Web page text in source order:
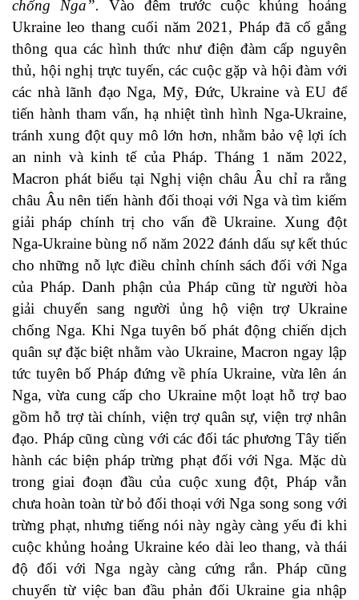
chống Nga”. Vào đêm trước cuộc khủng hoảng
Ukraine leo thang cuối năm 2021, Pháp đã cố gắng
thông qua các hình thức như điện đàm cấp nguyên
thủ, hội nghị trực tuyến, các cuộc gặp và hội đàm với
các nhà lãnh đạo Nga, Mỹ, Đức, Ukraine và EU để
tiến hành tham vấn, hạ nhiệt tình hình Nga-Ukraine,
tránh xung đột quy mô lớn hơn, nhằm bảo vệ lợi ích
an ninh và kinh tế của Pháp. Tháng 1 năm 2022,
Macron phát biểu tại Nghị viện châu Âu chỉ ra rằng
châu Âu nên tiến hành đối thoại với Nga và tìm kiếm
giải pháp chính trị cho vấn đề Ukraine. Xung đột
Nga-Ukraine bùng nổ năm 2022 đánh dấu sự kết thúc
cho những nỗ lực điều chỉnh chính sách đối với Nga
của Pháp. Danh phận của Pháp cũng từ người hòa
giải chuyển sang người ủng hộ viện trợ Ukraine
chống Nga. Khi Nga tuyên bố phát động chiến dịch
quân sự đặc biệt nhằm vào Ukraine, Macron ngay lập
tức tuyên bố Pháp đứng về phía Ukraine, vừa lên án
Nga, vừa cung cấp cho Ukraine một loạt hỗ trợ bao
gồm hỗ trợ tài chính, viện trợ quân sự, viện trợ nhân
đạo. Pháp cũng cùng với các đối tác phương Tây tiến
hành các biện pháp trừng phạt đối với Nga. Mặc dù
trong giai đoạn đầu của cuộc xung đột, Pháp vẫn
chưa hoàn toàn từ bỏ đối thoại với Nga song song với
trừng phạt, nhưng tiếng nói này ngày càng yếu đi khi
cuộc khủng hoảng Ukraine kéo dài leo thang, và thái
độ đối với Nga ngày càng cứng rắn. Pháp cũng
chuyển từ việc ban đầu phản đối Ukraine gia nhập